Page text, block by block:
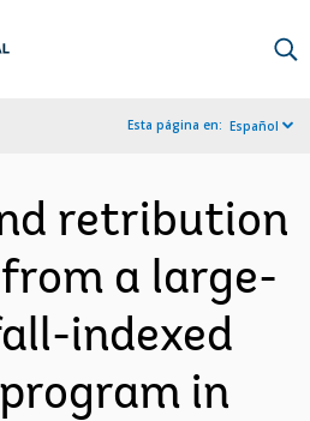
Esta página en: Español
retribution
a large-
indexed
in